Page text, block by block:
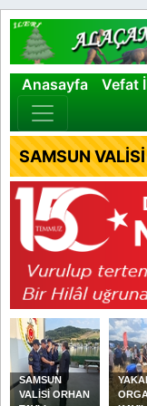
Anasayfa Vefat
SAMSUN
SAMSUN
VALİSİ ORHAN